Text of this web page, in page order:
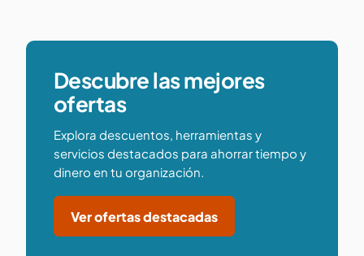
Descubre las mejores
ofertas
Explora descuentos, herramientas y
servicios destacados para ahorrar tiempo y
dinero en tu organización.
Ver ofertas destacadas